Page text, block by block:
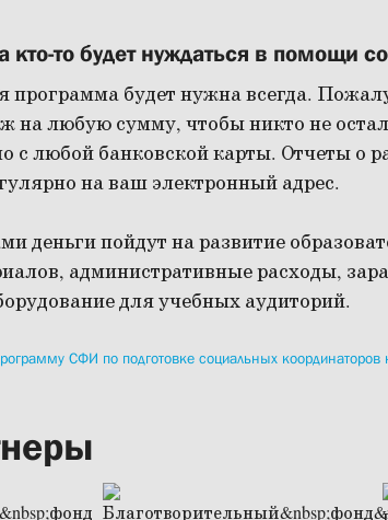
кто-то будет нуждаться в помощи
программа будет нужна всегда.
на любую сумму, чтобы никто не
с любой банковской карты. Отчеты о
на ваш электронный адрес.
деньги пойдут на развитие
административные расходы,
для учебных аудиторий.
СФИ по подготовке социальных координаторов